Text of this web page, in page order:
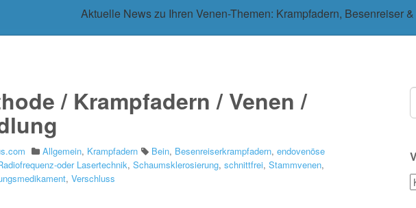
Aktuelle News zu Ihren Venen-Themen: Krampfadern, Besenreiser
/ Krampfadern / Venen /
Allgemein, Krampfadern Bein, Besenreiserkrampfadern, endovenöse
oder Lasertechnik, Schaumsklerosierung, schnittfrei, Stammvenen,
, Verschluss